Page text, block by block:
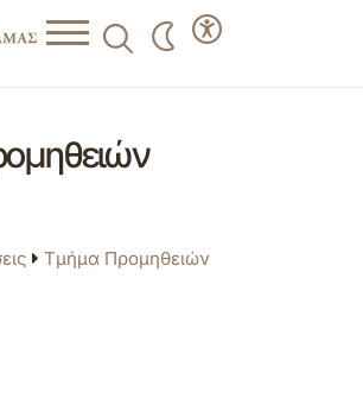
Τμήμα Προμηθειών